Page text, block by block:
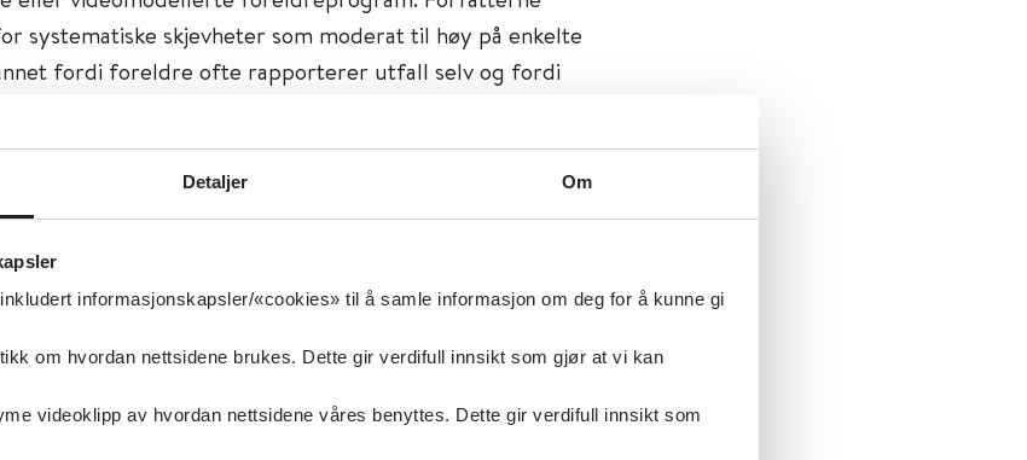
Detaljer Om
informasjonskapsler/«cookies» til å samle informasjon om deg for å kunne gi
om hvordan nettsidene brukes. Dette gir verdifull innsikt som gjør at vi kan
videoklipp av hvordan nettsidene våres benyttes. Dette gir verdifull innsikt som
systematiske skjevheter som moderat til høy på enkelte
fordi foreldre ofte rapporterer utfall selv og fordi
på at gruppebaserte foreldreprogram kan redusere
og atferdsmessige problemer på kort sikt når
svekker konklusjonen. Oversikten finner en liten
vansker (externaliserende problemer) med moderat
mens enkeltstudier gir usikker kunnskap om effekter
ferdigheter.